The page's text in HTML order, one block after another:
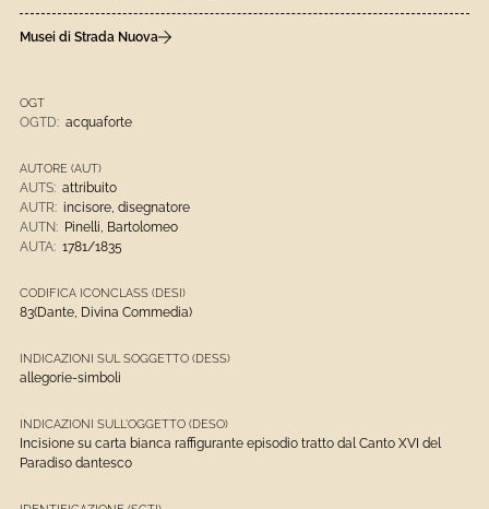
Musei di Strada Nuova
OGT
OGTD: acquaforte
AUTORE (AUT)
AUTS: attribuito
AUTR: incisore, disegnatore
AUTN: Pinelli, Bartolomeo
AUTA: 1781/1835
CODIFICA ICONCLASS (DESI)
83(Dante, Divina Commedia)
INDICAZIONI SUL SOGGETTO (DESS)
allegorie-simboli
INDICAZIONI SULL'OGGETTO (DESO)
Incisione su carta bianca raffigurante episodio tratto dal Canto XVI del
Paradiso dantesco